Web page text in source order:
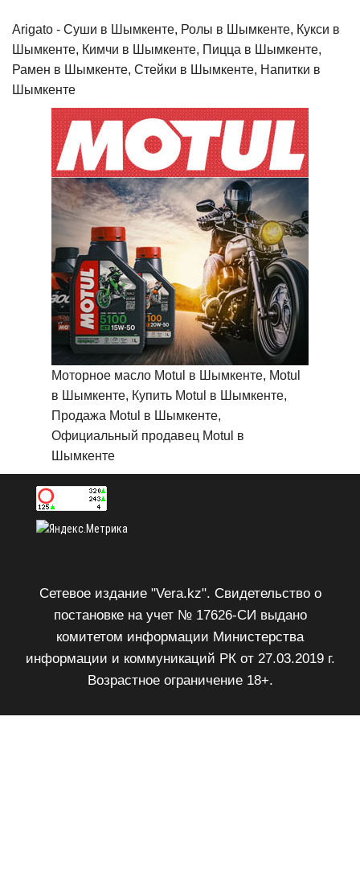
Arigato - Cуши в Шымкенте, Ролы в Шымкенте, Кукси в
Шымкенте, Кимчи в Шымкенте, Пицца в Шымкенте,
Рамен в Шымкенте, Стейки в Шымкенте, Напитки в
Шымкенте
Моторное масло Motul в Шымкенте, Motul
в Шымкенте, Купить Motul в Шымкенте,
Продажа Motul в Шымкенте,
Официальный продавец Motul в
Шымкенте
Сетевое издание "Vera.kz". Свидетельство о
постановке на учет № 17626-СИ выдано
комитетом информации Министерства
информации и коммуникаций РК от 27.03.2019 г.
Возрастное ограничение 18+.